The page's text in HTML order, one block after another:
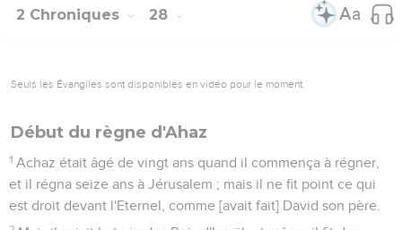
2 Chroniques 28
Seuls les Évangiles sont disponibles en vidéo pour le moment.
Début du règne d'Ahaz
1 Achaz était âgé de vingt ans quand il commença à régner,
et il régna seize ans à Jérusalem ; mais il ne fit point ce qui
est droit devant l'Eternel, comme [avait fait] David son père.